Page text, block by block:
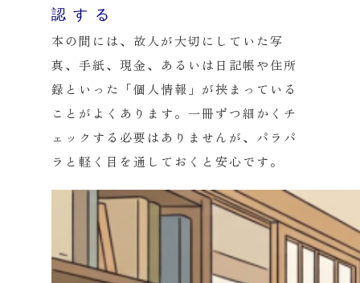
認する
本の間には、故人が大切にしていた写
真、手紙、現金、あるいは日記帳や住所
録といった「個人情報」が挟まっている
ことがよくあります。一冊ずつ細かくチ
ェックする必要はありませんが、パラパ
ラと軽く目を通しておくと安心です。